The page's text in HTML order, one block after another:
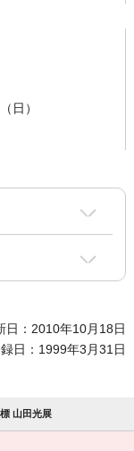
日）
日：2010年10月18日
日：1999年3月31日
山田光展